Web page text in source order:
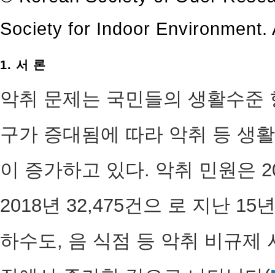
Society for Indoor
1. 서 론
악취 문제는 국민들의 생활수
구가 증대됨에 따라 악취 등 생
이 증가하고 있다. 악취 민원은
2018년 32,475건으 로 지난 15
하수도, 음 식점 등 악취 비규제